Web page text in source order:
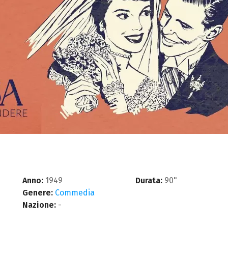
Anno: 1949
Genere: Commedia
Nazione: -
Durata: 90"